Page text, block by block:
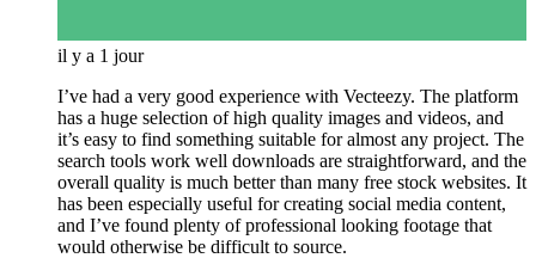
il y a 1 jour
I’ve had a very good experience with Vecteezy. The platform
has a huge selection of high quality images and videos, and
it’s easy to find something suitable for almost any project. The
search tools work well downloads are straightforward, and the
overall quality is much better than many free stock websites. It
has been especially useful for creating social media content,
and I’ve found plenty of professional looking footage that
would otherwise be difficult to source.